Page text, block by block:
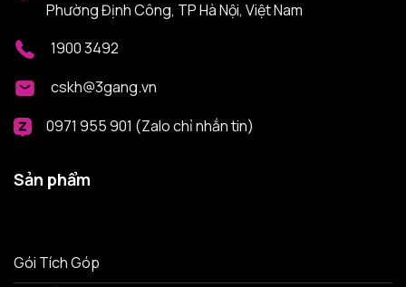
Phường Định Công, TP Hà Nội, Việt Nam
1900 3492
cskh@3gang.vn
0971 955 901 (Zalo chỉ nhắn tin)
Sản phẩm
Gói Tích Góp